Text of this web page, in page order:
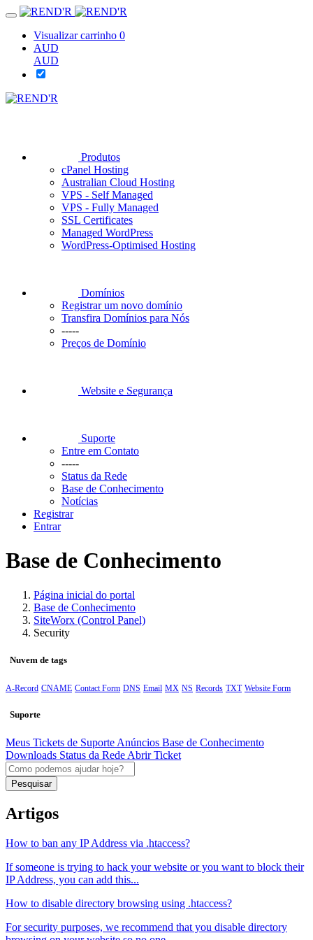
Visualizar carrinho 0
AUD
AUD
Produtos
cPanel Hosting
Australian Cloud Hosting
VPS - Self Managed
VPS - Fully Managed
SSL Certificates
Managed WordPress
WordPress-Optimised Hosting
Domínios
Registrar um novo domínio
Transfira Domínios para Nós
-----
Preços de Domínio
Website e Segurança
Suporte
Entre em Contato
-----
Status da Rede
Base de Conhecimento
Notícias
Registrar
Entrar
Base de Conhecimento
Página inicial do portal
Base de Conhecimento
SiteWorx (Control Panel)
Security
Nuvem de tags
A-Record CNAME Contact Form DNS Email MX NS Records TXT Website Form
Suporte
Meus Tickets de Suporte Anúncios Base de Conhecimento
Downloads Status da Rede Abrir Ticket
Pesquisar
Artigos
How to ban any IP Address via .htaccess?
If someone is trying to hack your website or you want to block their
IP Address, you can add this...
How to disable directory browsing using .htaccess?
For security purposes, we recommend that you disable directory